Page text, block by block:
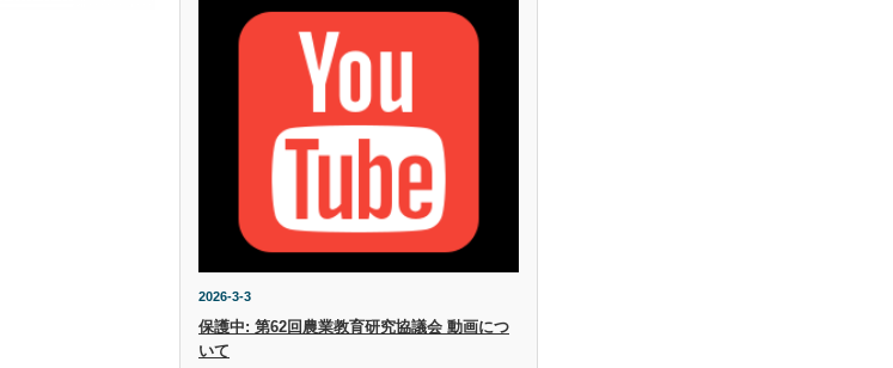
2026-3-3
保護中: 第62回農業教育研究協議会 動画につ
いて